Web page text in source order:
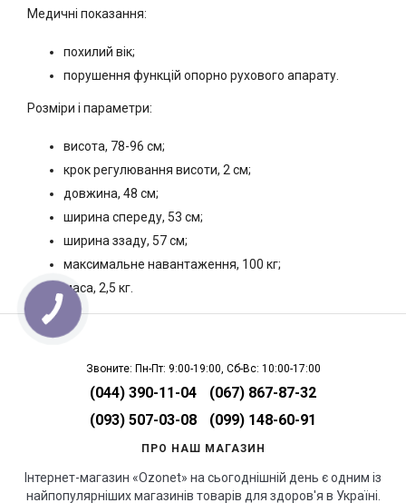
Медичні показання:
похилий вік;
порушення функцій опорно рухового апарату.
Розміри і параметри:
висота, 78-96 см;
крок регулювання висоти, 2 см;
довжина, 48 см;
ширина спереду, 53 см;
ширина ззаду, 57 см;
максимальне навантаження, 100 кг;
маса, 2,5 кг.
Звоните: Пн-Пт: 9:00-19:00, Сб-Вс: 10:00-17:00
(044) 390-11-04
(067) 867-87-32
(093) 507-03-08
(099) 148-60-91
ПРО НАШ МАГАЗИН
Інтернет-магазин «Ozonet» на сьогоднішній день є одним із
найпопулярніших магазинів товарів для здоров'я в Україні.